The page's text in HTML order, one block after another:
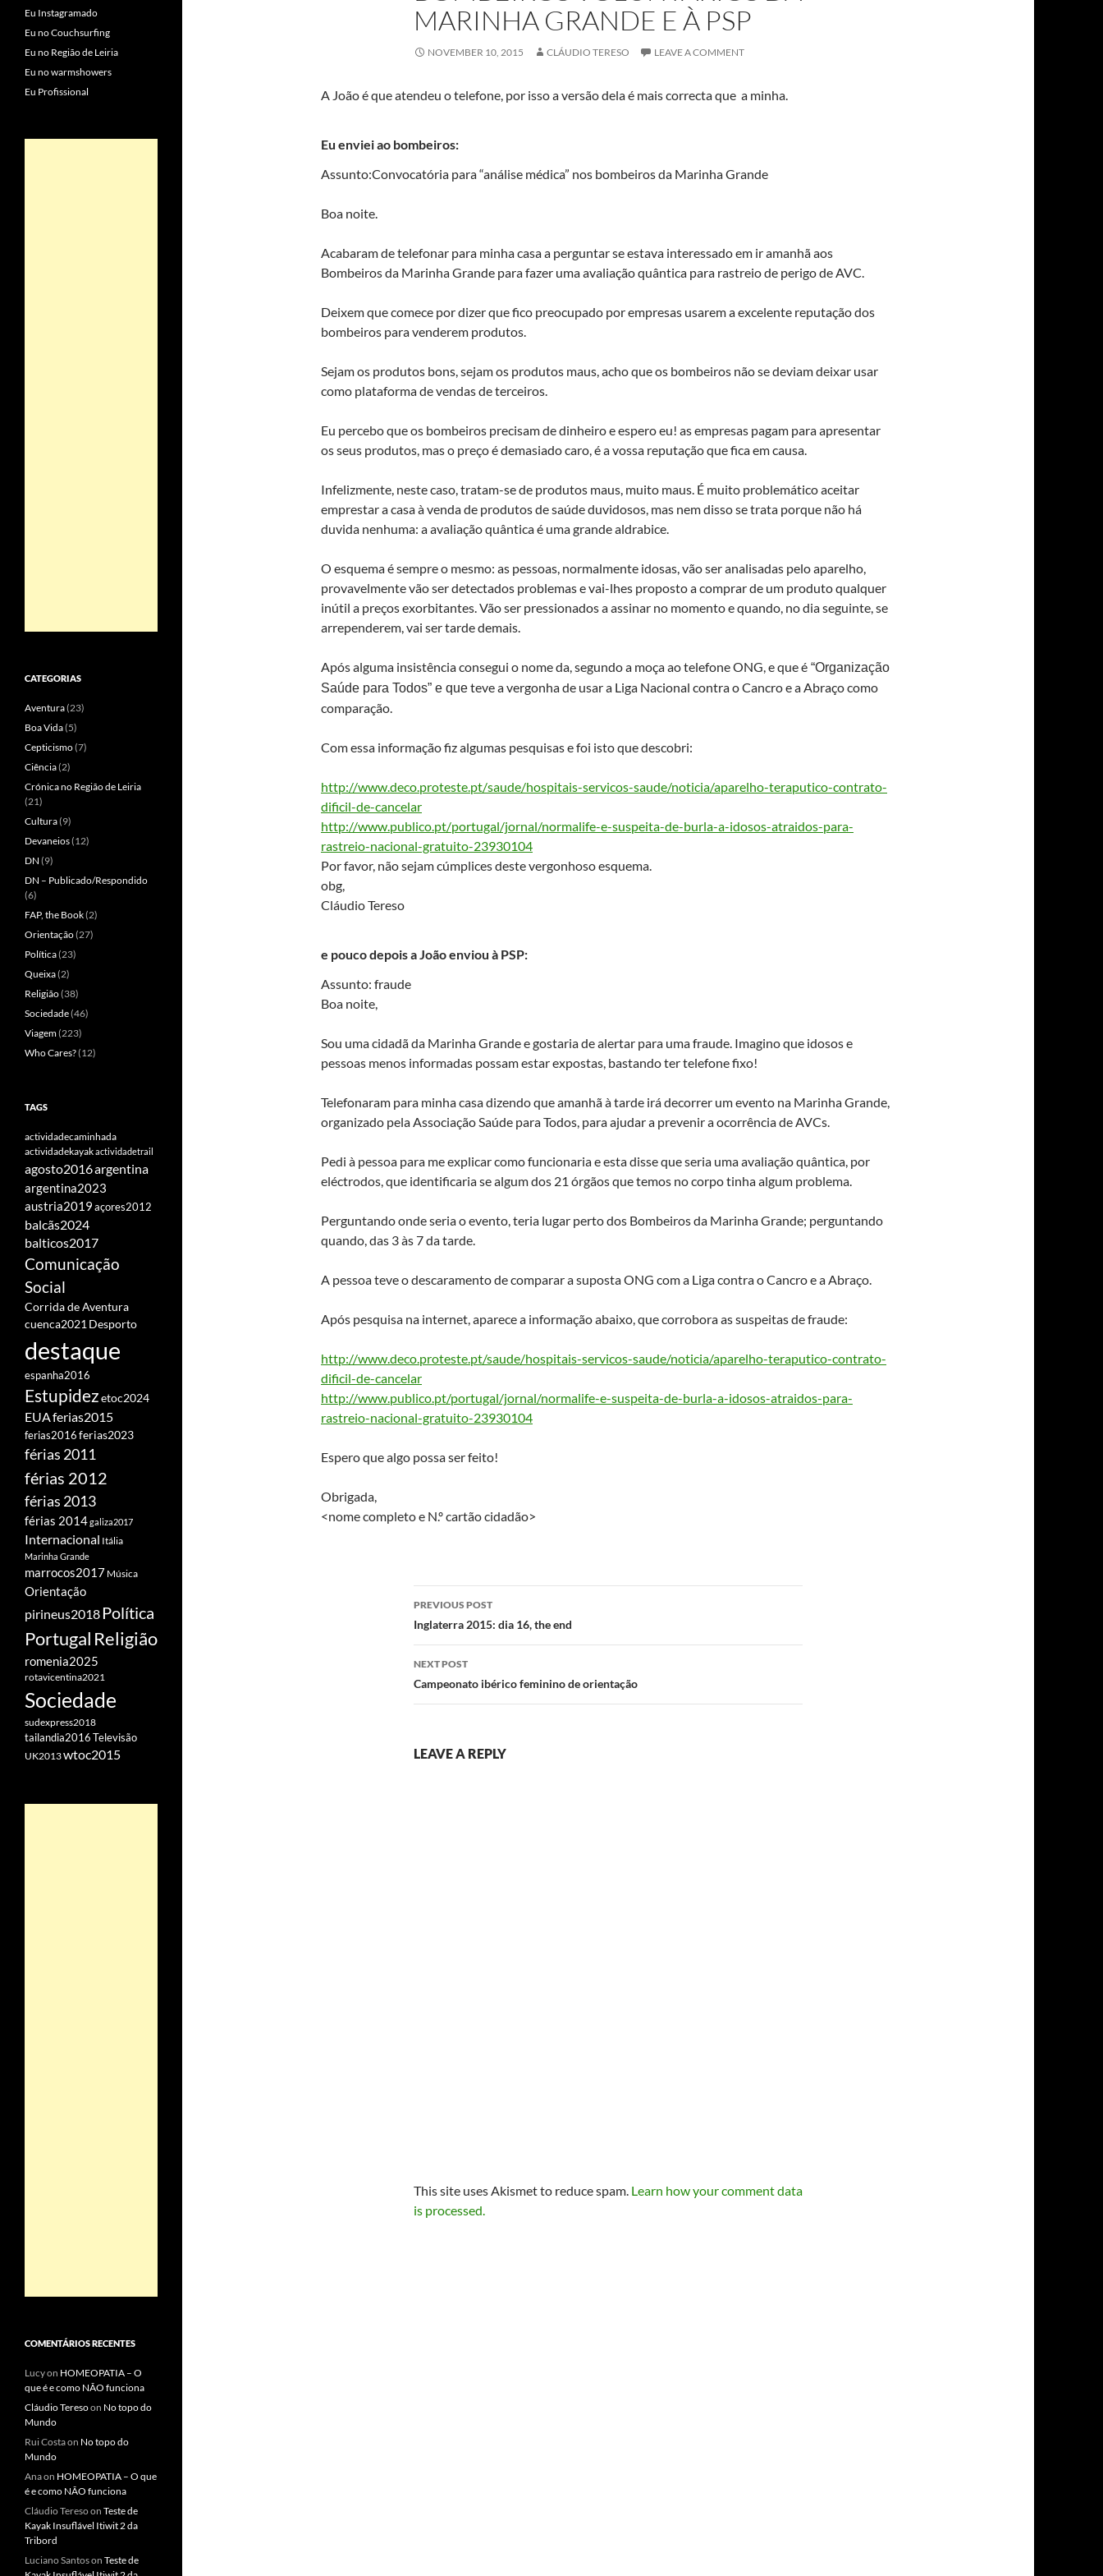
MARINHA GRANDE E À PSP
NOVEMBER 10, 2015 CLÁUDIO TERESO LEAVE A COMMENT
A João é que atendeu o telefone, por isso a versão dela é mais correcta que a minha.
Eu enviei ao bombeiros:
Assunto:Convocatória para “análise médica” nos bombeiros da Marinha Grande
Boa noite.
Acabaram de telefonar para minha casa a perguntar se estava interessado em ir amanhã aos
Bombeiros da Marinha Grande para fazer uma avaliação quântica para rastreio de perigo de AVC.
Deixem que comece por dizer que fico preocupado por empresas usarem a excelente reputação dos
bombeiros para venderem produtos.
Sejam os produtos bons, sejam os produtos maus, acho que os bombeiros não se deviam deixar usar
como plataforma de vendas de terceiros.
Eu percebo que os bombeiros precisam de dinheiro e espero eu! as empresas pagam para apresentar
os seus produtos, mas o preço é demasiado caro, é a vossa reputação que fica em causa.
Infelizmente, neste caso, tratam-se de produtos maus, muito maus. É muito problemático aceitar
emprestar a casa à venda de produtos de saúde duvidosos, mas nem disso se trata porque não há
duvida nenhuma: a avaliação quântica é uma grande aldrabice.
O esquema é sempre o mesmo: as pessoas, normalmente idosas, vão ser analisadas pelo aparelho,
provavelmente vão ser detectados problemas e vai-lhes proposto a comprar de um produto qualquer
inútil a preços exorbitantes. Vão ser pressionados a assinar no momento e quando, no dia seguinte, se
arrependerem, vai ser tarde demais.
Após alguma insistência consegui o nome da, segundo a moça ao telefone ONG, e que é “Organização
Saúde para Todos” e queteve a vergonha de usar a Liga Nacional contra o Cancro e a Abraço como
comparação.
Com essa informação fiz algumas pesquisas e foi isto que descobri:
http://www.deco.proteste.pt/saude/hospitais-servicos-saude/noticia/aparelho-teraputico-contrato-
dificil-de-cancelar
http://www.publico.pt/portugal/jornal/normalife-e-suspeita-de-burla-a-idosos-atraidos-para-
rastreio-nacional-gratuito-23930104
Por favor, não sejam cúmplices deste vergonhoso esquema.
obg,
Cláudio Tereso
e pouco depois a João enviou à PSP:
Assunto: fraude
Boa noite,
Sou uma cidadã da Marinha Grande e gostaria de alertar para uma fraude. Imagino que idosos e
pessoas menos informadas possam estar expostas, bastando ter telefone fixo!
Telefonaram para minha casa dizendo que amanhã à tarde irá decorrer um evento na Marinha Grande,
organizado pela Associação Saúde para Todos, para ajudar a prevenir a ocorrência de AVCs.
Pedi à pessoa para me explicar como funcionaria e esta disse que seria uma avaliação quântica, por
eléctrodos, que identificaria se algum dos 21 órgãos que temos no corpo tinha algum problema.
Perguntando onde seria o evento, teria lugar perto dos Bombeiros da Marinha Grande; perguntando
quando, das 3 às 7 da tarde.
A pessoa teve o descaramento de comparar a suposta ONG com a Liga contra o Cancro e a Abraço.
Após pesquisa na internet, aparece a informação abaixo, que corrobora as suspeitas de fraude:
http://www.deco.proteste.pt/saude/hospitais-servicos-saude/noticia/aparelho-teraputico-contrato-
dificil-de-cancelar
http://www.publico.pt/portugal/jornal/normalife-e-suspeita-de-burla-a-idosos-atraidos-para-
rastreio-nacional-gratuito-23930104
Espero que algo possa ser feito!
Obrigada,
<nome completo e N.º cartão cidadão>
Post
navigation
PREVIOUS POST
Inglaterra 2015: dia 16, the end
NEXT POST
Campeonato ibérico feminino de orientação
LEAVE A REPLY
This site uses Akismet to reduce spam. Learn how your comment data
is processed.
Eu Instagramado
Eu no Couchsurfing
Eu no Região de Leiria
Eu no warmshowers
Eu Profissional
CATEGORIAS
Aventura(23)
Boa Vida(5)
Cepticismo(7)
Ciência(2)
Crónica no Região de Leiria
(21)
Cultura(9)
Devaneios(12)
DN (9)
DN – Publicado/Respondido
(6)
FAP, the Book(2)
Orientação(27)
Política(23)
Queixa(2)
Religião(38)
Sociedade(46)
Viagem(223)
Who Cares?(12)
TAGS
actividadecaminhada
actividadekayakactividadetrail
agosto2016argentina
argentina2023
austria2019açores2012
balcãs2024
balticos2017
Comunicação
Social
Corrida de Aventura
cuenca2021 Desporto
destaque
espanha2016
Estupidezetoc2024
EUAferias2015
ferias2016ferias2023
férias 2011
férias 2012
férias 2013
férias 2014galiza2017
Internacional Itália
Marinha Grande
marrocos2017 Música
Orientação
pirineus2018 Política
Portugal Religião
romenia2025
rotavicentina2021
Sociedade
sudexpress2018
tailandia2016Televisão
UK2013wtoc2015
COMENTÁRIOS RECENTES
Lucyon HOMEOPATIA – O
que é e como NÃO funciona
Cláudio Teresoon No topo do
Mundo
Rui Costaon No topo do
Mundo
Anaon HOMEOPATIA – O que
é e como NÃO funciona
Cláudio Teresoon Teste de
Kayak Insuflável Itiwit 2 da
Tribord
Luciano Santoson Teste de